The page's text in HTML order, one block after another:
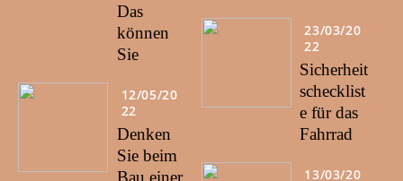
Das
können
Sie
12/05/20
22
Denken
Sie beim
Bau einer
23/03/20
22
Sicherheit
schecklist
e für das
Fahrrad
13/03/20